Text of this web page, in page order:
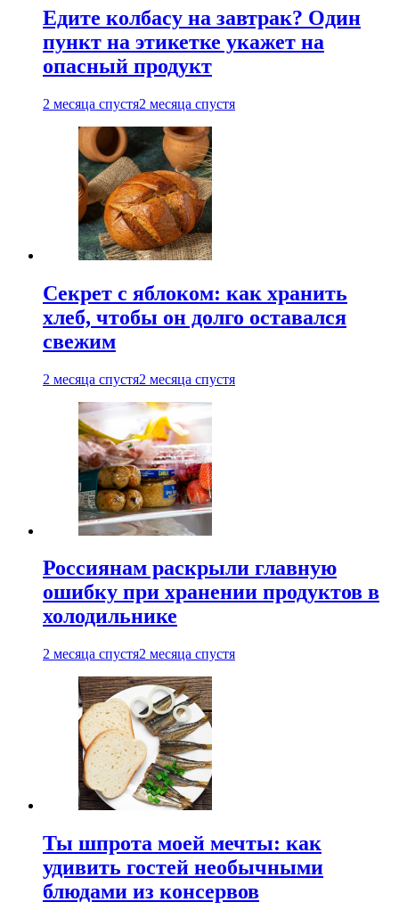
Едите колбасу на завтрак? Один
пункт на этикетке укажет на
опасный продукт
2 месяца спустя2 месяца спустя
Секрет с яблоком: как хранить
хлеб, чтобы он долго оставался
свежим
2 месяца спустя2 месяца спустя
Россиянам раскрыли главную
ошибку при хранении продуктов в
холодильнике
2 месяца спустя2 месяца спустя
Ты шпрота моей мечты: как
удивить гостей необычными
блюдами из консервов